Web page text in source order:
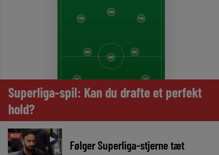
Superliga-spil: Kan du drafte et perfekt
hold?
MEDIE ► Følger Superliga-stjerne tæt